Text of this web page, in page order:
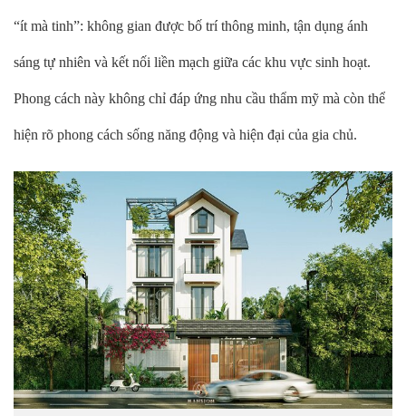
“ít mà tinh”: không gian được bố trí thông minh, tận dụng ánh
sáng tự nhiên và kết nối liền mạch giữa các khu vực sinh hoạt.
Phong cách này không chỉ đáp ứng nhu cầu thẩm mỹ mà còn thể
hiện rõ phong cách sống năng động và hiện đại của gia chủ.